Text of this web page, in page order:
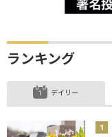
ランキング
デイリー